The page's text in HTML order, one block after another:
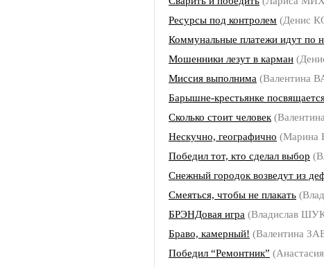
Ресурсы под контролем (Денис
Коммунальные платежи идут по
Мошенники лезут в карман
Миссия выполнима (Валентина
Барышне-крестьянке
Сколько стоит человек
Нескучно, географично
Победил тот, кто сделал выбор
Снежный городок возведут из
Смеяться, чтобы не плакать
БРЭНДовая игра (Владислав
Браво, камерный! (Валентина
Победил “Ремонтник”